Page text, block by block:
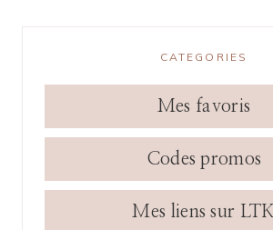
CATEGORIES
Mes favoris
Codes promos
Mes liens sur LTK